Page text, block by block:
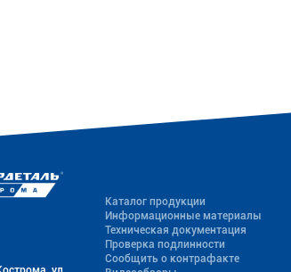
Каталог продукции
Информационные материалы
Техническая документация
Проверка подлинности
Сообщить о контрафакте